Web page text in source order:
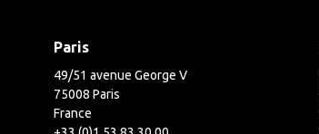
Paris
49/51 avenue George V
75008 Paris
France